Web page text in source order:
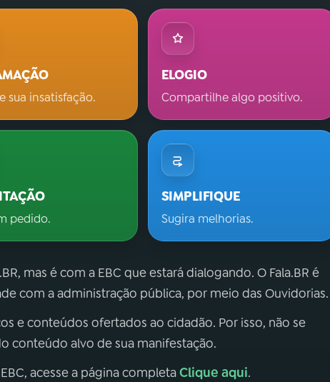
sua insatisfação.
ELOGIO
Compartilhe algo positivo.
pedido.
SIMPLIFIQUE
Sugira melhorias.
mas é com a EBC que estará dialogando. O Fala.BR é
com a administração pública, por meio das Ouvidorias.
e conteúdos ofertados ao cidadão. Por isso, não se
conteúdo alvo de sua manifestação.
acesse a página completaClique aqui.